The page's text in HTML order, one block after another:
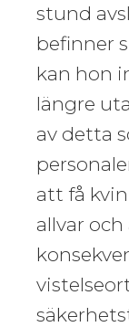
stund
befinner
kan hon
längre
av detta
att få
allvar